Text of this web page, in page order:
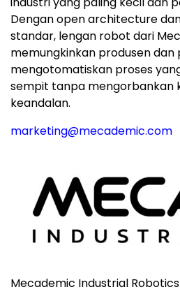
Dengan open architecture
standar, lengan robot dari
memungkinkan produsen
mengotomatiskan proses
sempit tanpa mengorbankan
keandalan.
marketing@mecademic.com
Mecademic Industrial Robotics